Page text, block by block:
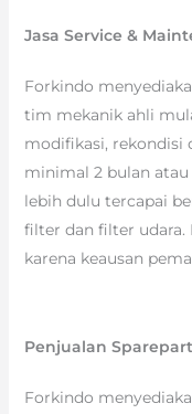
Jasa Service &
Forkindo
tim mekanik ahli
modifikasi, rekondisi
minimal 2 bulan
lebih dulu tercapai
filter dan filter udara.
karena keausan
Penjualan
Forkindo